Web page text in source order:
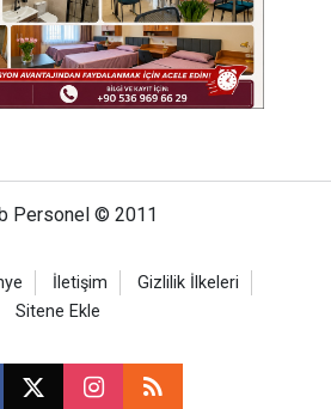
Personel © 2011
İletişim
Gizlilik İlkeleri
Sitene Ekle